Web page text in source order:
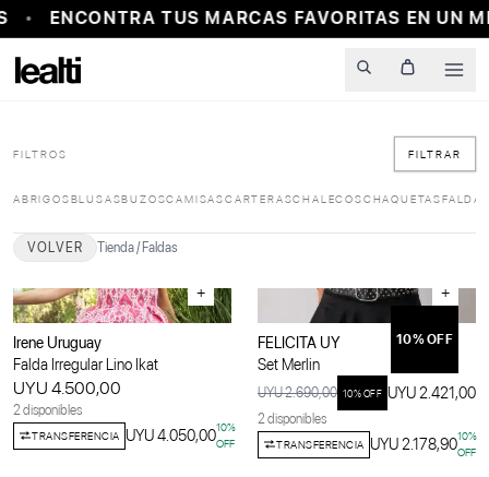
ENCONTRA TUS MARCAS FAVORITAS EN UN
FILTROS FILTRAR
ABRIGOSBLUSASBUZOSCAMISASCARTERASCHALECOSCHAQUETAS
VOLVER Tienda/ Faldas
+
Irene Uruguay
Falda Irregular Lino Ikat
UYU 4.500,00
2 disponibles
TRANSFERENCIA UYU 4.050,0010%
OFF
10% OFF
+
FELICITA UY
Set Merlin
UYU 2.690,00 10% OFF UYU 2.421,00
2 disponibles
TRANSFERENCIA UYU 2.178,9010%
OFF